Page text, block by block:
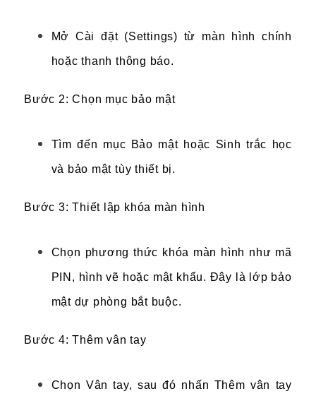
Mở Cài đặt (Settings) từ màn hình chính
hoặc thanh thông báo.
Bước 2: Chọn mục bảo mật
Tìm đến mục Bảo mật hoặc Sinh trắc học
và bảo mật tùy thiết bị.
Bước 3: Thiết lập khóa màn hình
Chọn phương thức khóa màn hình như mã
PIN, hình vẽ hoặc mật khẩu. Đây là lớp bảo
mật dự phòng bắt buộc.
Bước 4: Thêm vân tay
Chọn Vân tay, sau đó nhấn Thêm vân tay